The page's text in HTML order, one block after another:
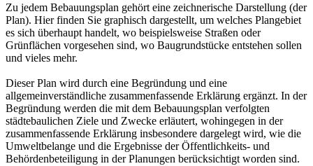
Zu jedem Bebauungsplan gehört eine zeichnerische Darstellung (der
Plan). Hier finden Sie graphisch dargestellt, um welches Plangebiet
es sich überhaupt handelt, wo beispielsweise Straßen oder
Grünflächen vorgesehen sind, wo Baugrundstücke entstehen sollen
und vieles mehr.
Dieser Plan wird durch eine Begründung und eine
allgemeinverständliche zusammenfassende Erklärung ergänzt. In der
Begründung werden die mit dem Bebauungsplan verfolgten
städtebaulichen Ziele und Zwecke erläutert, wohingegen in der
zusammenfassende Erklärung insbesondere dargelegt wird, wie die
Umweltbelange und die Ergebnisse der Öffentlichkeits- und
Behördenbeteiligung in der Planungen berücksichtigt worden sind.